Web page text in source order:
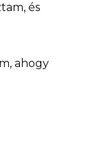
és
ahogy